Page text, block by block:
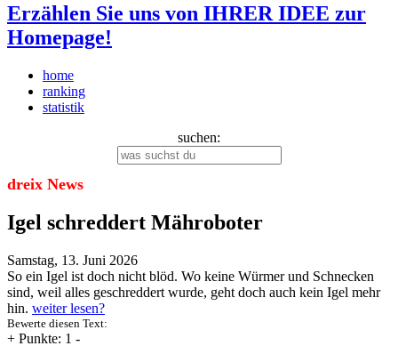
Erzählen Sie uns von IHRER IDEE zur
Homepage!
home
ranking
statistik
suchen:
dreix News
Igel schreddert Mähroboter
Samstag, 13. Juni 2026
So ein Igel ist doch nicht blöd. Wo keine Würmer und Schnecken
sind, weil alles geschreddert wurde, geht doch auch kein Igel mehr
hin. weiter lesen?
Bewerte diesen Text:
+ Punkte: 1 -